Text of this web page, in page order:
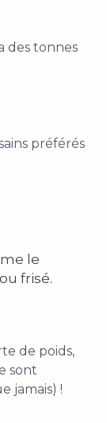
des tonnes
préférés
le
frisé.
de poids,
sont
jamais) !